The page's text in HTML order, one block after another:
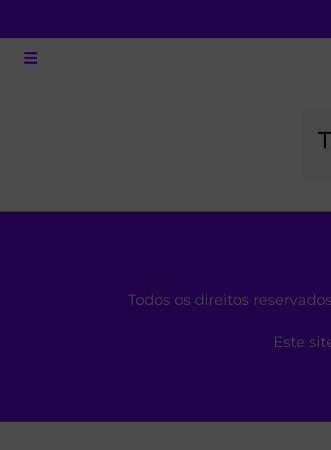
Todos os direitos
Este